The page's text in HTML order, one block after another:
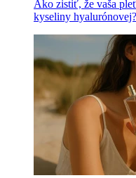
Ako zistiť, že vaša
kyseliny